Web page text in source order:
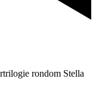
rondom Stella